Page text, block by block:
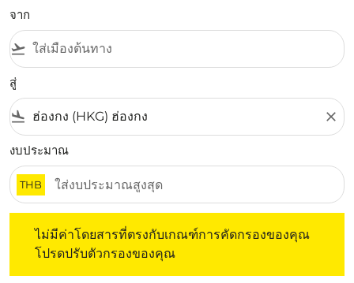
จาก
flight_takeoff
สู่
flight_land close
งบประมาณ
THB
ไม่มีค่าโดยสารที่ตรงกับเกณฑ์การคัดกรองของคุณ
โปรดปรับตัวกรองของคุณ